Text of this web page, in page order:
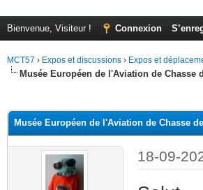
Bienvenue, Visiteur ! Connexion
MCT57 › Expos et discussions › Expos et
Musée Européen de l'Aviation de Chasse
Musée Européen de l'Aviation de Chasse
18-09-